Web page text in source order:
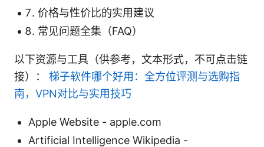
价格与性价比的实用建议
常见问题全集（FAQ）
以下资源与工具（供参考，文本形式，不可点击链
接）： 梯子软件哪个好用：全方位评测与选购指
南，VPN对比与实用技巧
Apple Website - apple.com
Artificial Intelligence Wikipedia -